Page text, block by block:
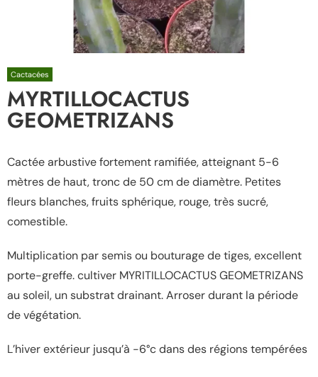
Cactacées
MYRTILLOCACTUS
GEOMETRIZANS
Cactée arbustive fortement ramifiée, atteignant 5-6
mètres de haut, tronc de 50 cm de diamètre. Petites
fleurs blanches, fruits sphérique, rouge, très sucré,
comestible.
Multiplication par semis ou bouturage de tiges, excellent
porte-greffe. cultiver MYRITILLOCACTUS GEOMETRIZANS
au soleil, un substrat drainant. Arroser durant la période
de végétation.
L’hiver extérieur jusqu’à -6°c dans des régions tempérées